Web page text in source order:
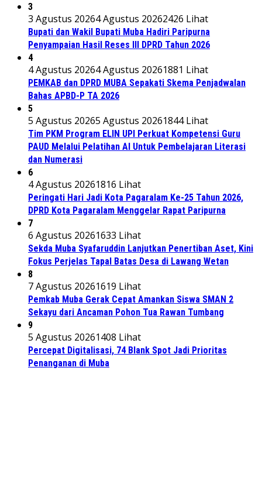
3
3 Agustus 20264 Agustus 20262426 Lihat
Bupati dan Wakil Bupati Muba Hadiri Paripurna
Penyampaian Hasil Reses III DPRD Tahun 2026
4
4 Agustus 20264 Agustus 20261881 Lihat
PEMKAB dan DPRD MUBA Sepakati Skema Penjadwalan
Bahas APBD-P TA 2026
5
5 Agustus 20265 Agustus 20261844 Lihat
Tim PKM Program ELIN UPI Perkuat Kompetensi Guru
PAUD Melalui Pelatihan AI Untuk Pembelajaran Literasi
dan Numerasi
6
4 Agustus 20261816 Lihat
Peringati Hari Jadi Kota Pagaralam Ke-25 Tahun 2026,
DPRD Kota Pagaralam Menggelar Rapat Paripurna
7
6 Agustus 20261633 Lihat
Sekda Muba Syafaruddin Lanjutkan Penertiban Aset, Kini
Fokus Perjelas Tapal Batas Desa di Lawang Wetan
8
7 Agustus 20261619 Lihat
Pemkab Muba Gerak Cepat Amankan Siswa SMAN 2
Sekayu dari Ancaman Pohon Tua Rawan Tumbang
9
5 Agustus 20261408 Lihat
Percepat Digitalisasi, 74 Blank Spot Jadi Prioritas
Penanganan di Muba